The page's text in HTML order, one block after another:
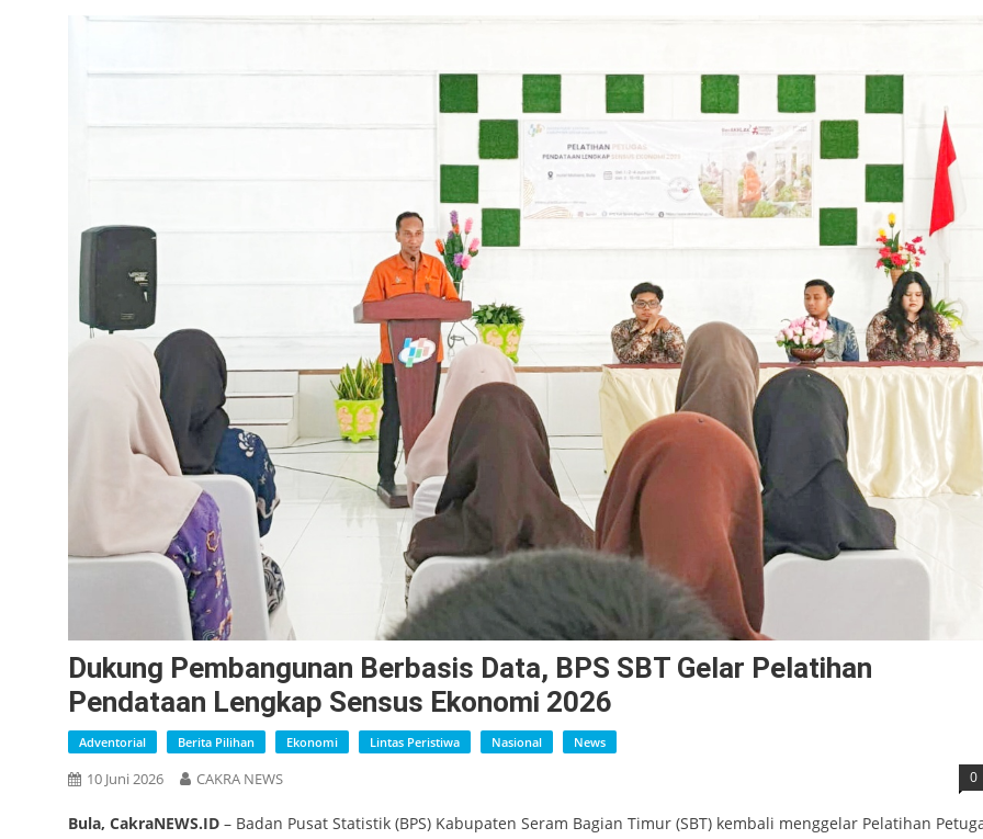
Dukung Pembangunan Berbasis Data, BPS SBT Gelar Pelatihan
Pendataan Lengkap Sensus Ekonomi 2026
Adventorial Berita Pilihan Ekonomi Lintas Peristiwa Nasional News
10 Juni 2026 CAKRA NEWS 0
Bula, CakraNEWS.ID – Badan Pusat Statistik (BPS) Kabupaten Seram Bagian Timur (SBT) kembali menggelar Pelatihan